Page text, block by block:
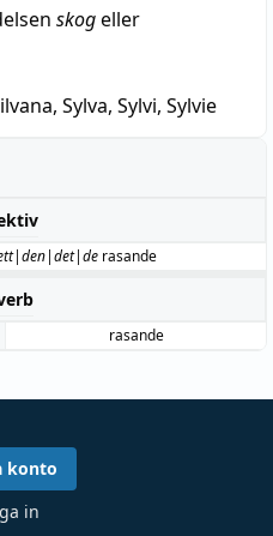
skogeller
Sylva, Sylvi, Sylvie
rasande
rasande
konto
in